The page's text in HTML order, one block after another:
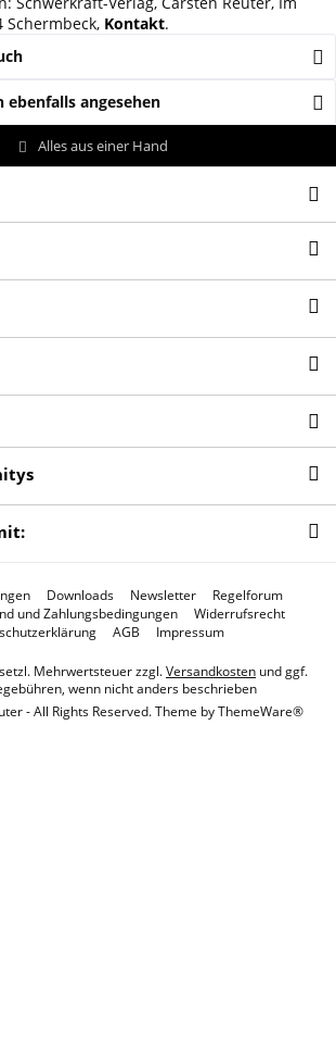
Schermbeck, Kontakt.
ebenfalls angesehen
Alles aus einer Hand
Downloads Newsletter
Regelforum
und Zahlungsbedingungen
Widerrufsrecht
AGB Impressum
Mehrwertsteuer zzgl.Versandkosten und ggf.
wenn nicht anders beschrieben
- All Rights Reserved. Theme byThemeWare®